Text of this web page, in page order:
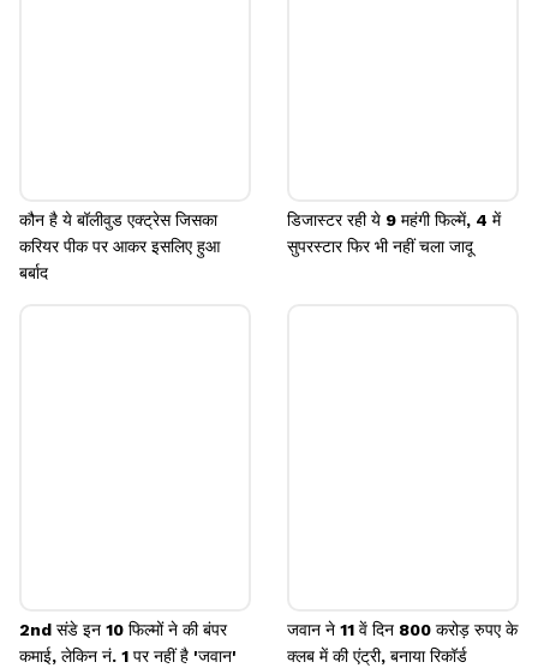
कौन है ये बॉलीवुड एक्ट्रेस जिसका
करियर पीक पर आकर इसलिए हुआ
बर्बाद
डिजास्टर रही ये 9 महंगी फिल्में, 4 में
सुपरस्टार फिर भी नहीं चला जादू
2nd संडे इन 10 फिल्मों ने की बंपर
कमाई, लेकिन नं. 1 पर नहीं है 'जवान'
जवान ने 11 वें दिन 800 करोड़ रुपए के
क्लब में की एंट्री, बनाया रिकॉर्ड